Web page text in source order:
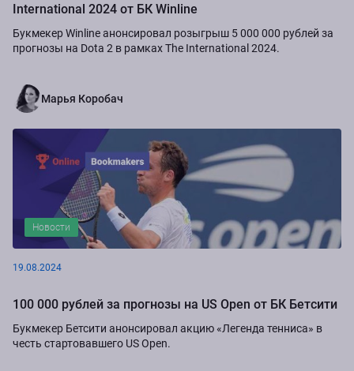
International 2024 от БК Winline
Букмекер Winline анонсировал розыгрыш 5 000 000 рублей за
прогнозы на Dota 2 в рамках The International 2024.
Марья Коробач
Новости
19.08.2024
100 000 рублей за прогнозы на US Open от БК Бетсити
Букмекер Бетсити анонсировал акцию «Легенда тенниса» в
честь стартовавшего US Open.